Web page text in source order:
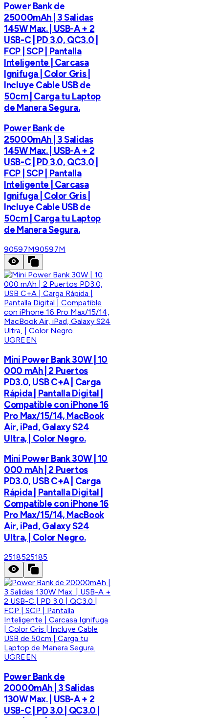
Power Bank de
25000mAh | 3 Salidas
145W Max. | USB-A + 2
USB-C | PD 3.0, QC3.0 |
FCP | SCP | Pantalla
Inteligente | Carcasa
Ignifuga | Color Gris |
Incluye Cable USB de
50cm | Carga tu Laptop
de Manera Segura.
Power Bank de
25000mAh | 3 Salidas
145W Max. | USB-A + 2
USB-C | PD 3.0, QC3.0 |
FCP | SCP | Pantalla
Inteligente | Carcasa
Ignifuga | Color Gris |
Incluye Cable USB de
50cm | Carga tu Laptop
de Manera Segura.
90597M90597M
UGREEN
Mini Power Bank 30W | 10
000 mAh | 2 Puertos
PD3.0, USB C+A | Carga
Rápida | Pantalla Digital |
Compatible con iPhone 16
Pro Max/15/14, MacBook
Air, iPad, Galaxy S24
Ultra, | Color Negro.
Mini Power Bank 30W | 10
000 mAh | 2 Puertos
PD3.0, USB C+A | Carga
Rápida | Pantalla Digital |
Compatible con iPhone 16
Pro Max/15/14, MacBook
Air, iPad, Galaxy S24
Ultra, | Color Negro.
2518525185
UGREEN
Power Bank de
20000mAh | 3 Salidas
130W Max. | USB-A + 2
USB-C | PD 3.0 | QC3.0 |